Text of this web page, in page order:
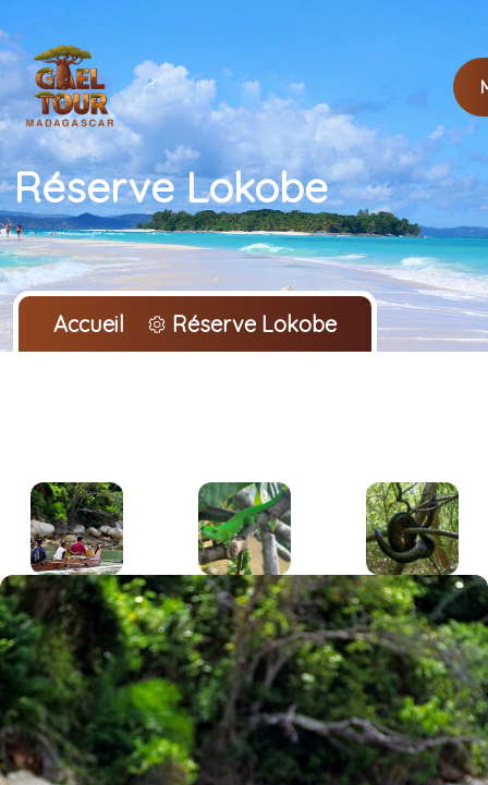
Réserve Lokobe
Accueil Réserve Lokobe